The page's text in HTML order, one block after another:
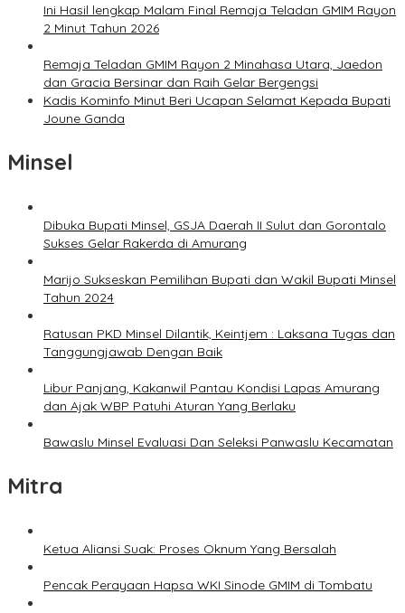
Ini Hasil lengkap Malam Final Remaja Teladan GMIM Rayon
2 Minut Tahun 2026
Remaja Teladan GMIM Rayon 2 Minahasa Utara, Jaedon
dan Gracia Bersinar dan Raih Gelar Bergengsi
Kadis Kominfo Minut Beri Ucapan Selamat Kepada Bupati
Joune Ganda
Minsel
Dibuka Bupati Minsel, GSJA Daerah II Sulut dan Gorontalo
Sukses Gelar Rakerda di Amurang
Marijo Sukseskan Pemilihan Bupati dan Wakil Bupati Minsel
Tahun 2024
Ratusan PKD Minsel Dilantik, Keintjem : Laksana Tugas dan
Tanggungjawab Dengan Baik
Libur Panjang, Kakanwil Pantau Kondisi Lapas Amurang
dan Ajak WBP Patuhi Aturan Yang Berlaku
Bawaslu Minsel Evaluasi Dan Seleksi Panwaslu Kecamatan
Mitra
Ketua Aliansi Suak: Proses Oknum Yang Bersalah
Pencak Perayaan Hapsa WKI Sinode GMIM di Tombatu